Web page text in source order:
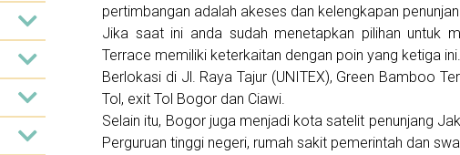
pertimbangan adalah akeses dan kelengkapan
Jika saat ini anda sudah menetapkan pilihan untuk
Terrace memiliki keterkaitan dengan poin yang ketiga ini.
Berlokasi di Jl. Raya Tajur (UNITEX), Green Bamboo
Tol, exit Tol Bogor dan Ciawi.
Selain itu, Bogor juga menjadi kota satelit penunjang
Perguruan tinggi negeri, rumah sakit pemerintah dan